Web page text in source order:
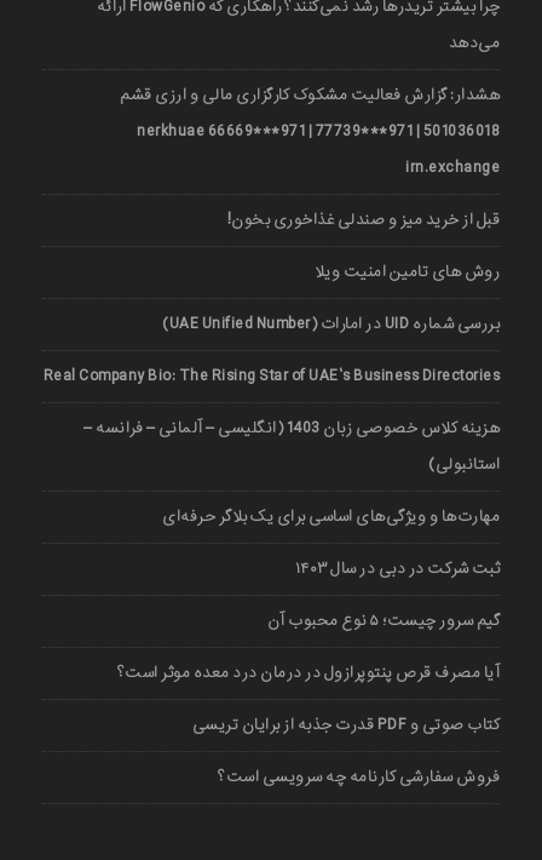
چرا بیشتر تریدرها رشد نمی‌کنند؟ راهکاری که FlowGenio ارائه
می‌دهد
هشدار: گزارش فعالیت مشکوک کارگزاری مالی و ارزی قشم
501036018 | 971***77739 | 971***66669 nerkhuae
irn.exchange
قبل از خرید میز و صندلی غذاخوری بخون!
روش های تامین امنیت ویلا
بررسی شماره UID در امارات (UAE Unified Number)
Real Company Bio: The Rising Star of UAE’s Business Directories
هزینه کلاس خصوصی زبان 1403 (انگلیسی – آلمانی – فرانسه –
استانبولی)
مهارت‌ها و ویژگی‌های اساسی برای یک بلاگر حرفه‌ای
ثبت شرکت در دبی در سال ۱۴۰۳
گیم سرور چیست؛ ۵ نوع محبوب آن
آیا مصرف قرص پنتوپرازول در درمان درد معده موثر است؟
کتاب صوتی و PDF قدرت جذبه از برایان تریسی
فروش سفارشی کارنامه چه سرویسی است؟